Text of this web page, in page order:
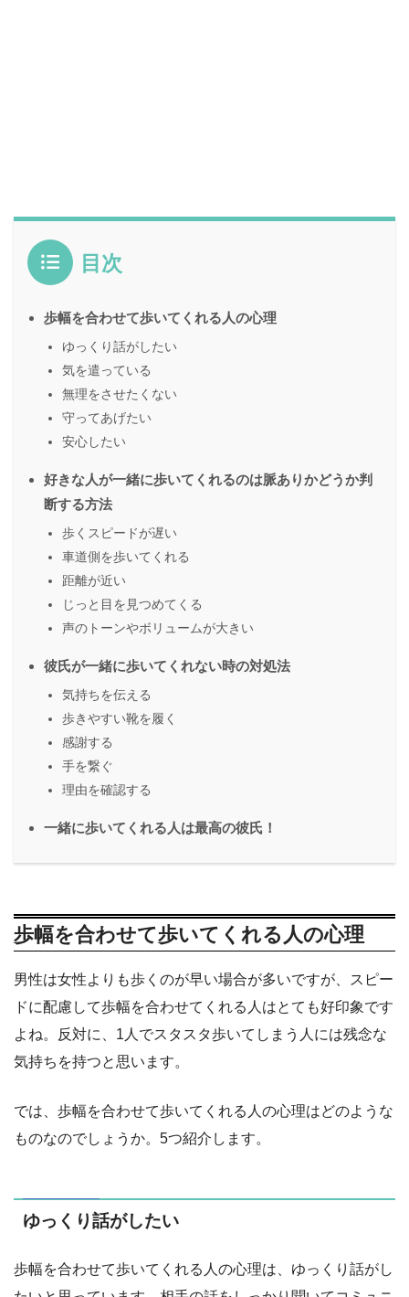
目次
歩幅を合わせて歩いてくれる人の心理
ゆっくり話がしたい
気を遣っている
無理をさせたくない
守ってあげたい
安心したい
好きな人が一緒に歩いてくれるのは脈ありかどうか判
断する方法
歩くスピードが遅い
車道側を歩いてくれる
距離が近い
じっと目を見つめてくる
声のトーンやボリュームが大きい
彼氏が一緒に歩いてくれない時の対処法
気持ちを伝える
歩きやすい靴を履く
感謝する
手を繋ぐ
理由を確認する
一緒に歩いてくれる人は最高の彼氏！
歩幅を合わせて歩いてくれる人の心理
男性は女性よりも歩くのが早い場合が多いですが、スピー
ドに配慮して歩幅を合わせてくれる人はとても好印象です
よね。反対に、1人でスタスタ歩いてしまう人には残念な
気持ちを持つと思います。
では、歩幅を合わせて歩いてくれる人の心理はどのような
ものなのでしょうか。5つ紹介します。
ゆっくり話がしたい
歩幅を合わせて歩いてくれる人の心理は、ゆっくり話がし